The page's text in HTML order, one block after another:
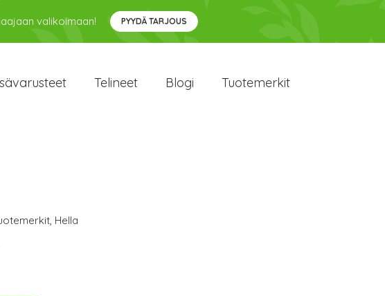
valikoimaan! PYYDÄ TARJOUS
Telineet Blogi Tuotemerkit
, Hella